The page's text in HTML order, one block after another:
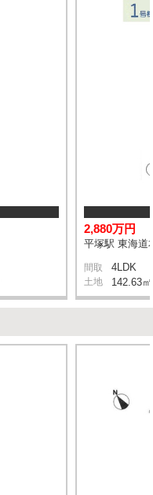
2,880万円
平塚駅 東海道
間取 4LDK
土地 142.63㎡